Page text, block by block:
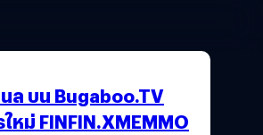
บน Bugaboo.TV
หม่ FINFIN.XMEMMO